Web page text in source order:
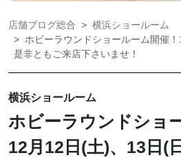
店舗ブログ総合
横浜ショールーム
ホビーラウンドショールーム開催
是非ともご来店下さいませ！
横浜ショールーム
ホビーラウンドショ
12月12日(土)、13日(